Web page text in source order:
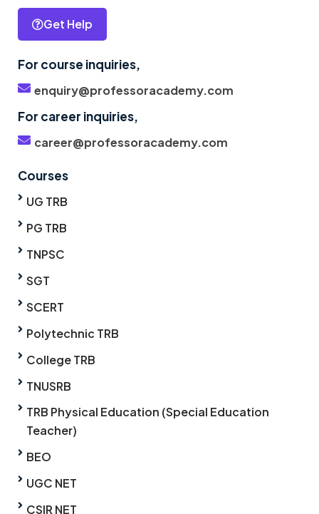
Get Help
For course inquiries,
enquiry@professoracademy.com
For career inquiries,
career@professoracademy.com
Courses
UG TRB
PG TRB
TNPSC
SGT
SCERT
Polytechnic TRB
College TRB
TNUSRB
TRB Physical Education (Special Education
Teacher)
BEO
UGC NET
CSIR NET